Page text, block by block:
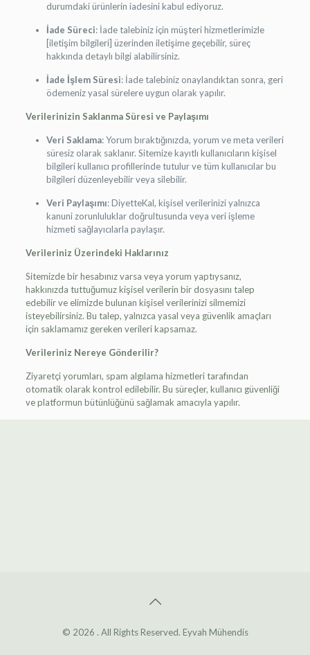
durumdaki ürünlerin iadesini kabul ediyoruz.
İade Süreci: İade talebiniz için müşteri hizmetlerimizle
[iletişim bilgileri] üzerinden iletişime geçebilir, süreç
hakkında detaylı bilgi alabilirsiniz.
İade İşlem Süresi: İade talebiniz onaylandıktan sonra, geri
ödemeniz yasal sürelere uygun olarak yapılır.
Verilerinizin Saklanma Süresi ve Paylaşımı
Veri Saklama: Yorum bıraktığınızda, yorum ve meta verileri
süresiz olarak saklanır. Sitemize kayıtlı kullanıcıların kişisel
bilgileri kullanıcı profillerinde tutulur ve tüm kullanıcılar bu
bilgileri düzenleyebilir veya silebilir.
Veri Paylaşımı: DiyetteKal, kişisel verilerinizi yalnızca
kanuni zorunluluklar doğrultusunda veya veri işleme
hizmeti sağlayıcılarla paylaşır.
Verileriniz Üzerindeki Haklarınız
Sitemizde bir hesabınız varsa veya yorum yaptıysanız,
hakkınızda tuttuğumuz kişisel verilerin bir dosyasını talep
edebilir ve elimizde bulunan kişisel verilerinizi silmemizi
isteyebilirsiniz. Bu talep, yalnızca yasal veya güvenlik amaçları
için saklamamız gereken verileri kapsamaz.
Verileriniz Nereye Gönderilir?
Ziyaretçi yorumları, spam algılama hizmetleri tarafından
otomatik olarak kontrol edilebilir. Bu süreçler, kullanıcı güvenliği
ve platformun bütünlüğünü sağlamak amacıyla yapılır.
© 2026 . All Rights Reserved. Eyvah Mühendis